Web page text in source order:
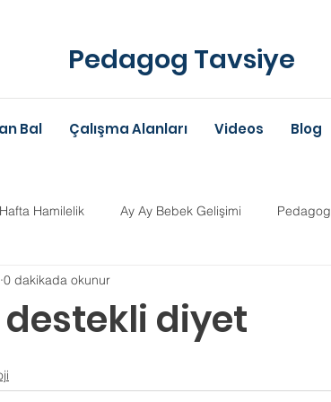
Pedagog Tavsiye
Bal Çalışma Alanları Videos Blog
Hamilelik Ay Ay Bebek Gelişimi Pedagog
Baba Eğitimi
diyet
0 dakikada okunur